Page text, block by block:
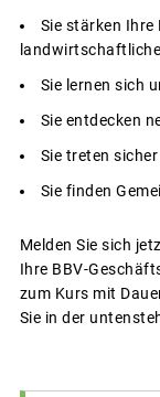
Sie stärken Ihre
Sie lernen sich
Sie entdecken
Sie treten
Sie finden
Melden Sie sich
Ihre BBV-
zum Kurs mit
Sie in der